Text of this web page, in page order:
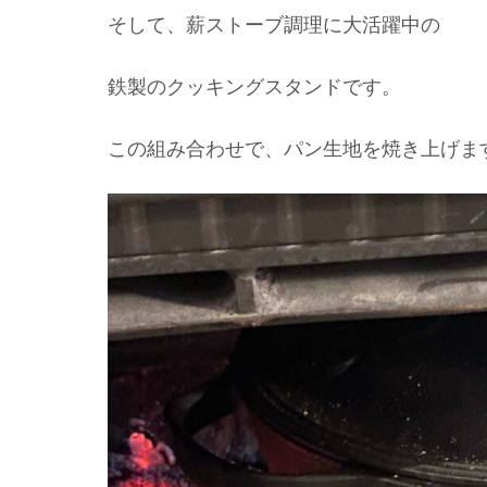
そして、薪ストーブ調理に大活躍中の
鉄製のクッキングスタンドです。
この組み合わせで、パン生地を焼き上げま